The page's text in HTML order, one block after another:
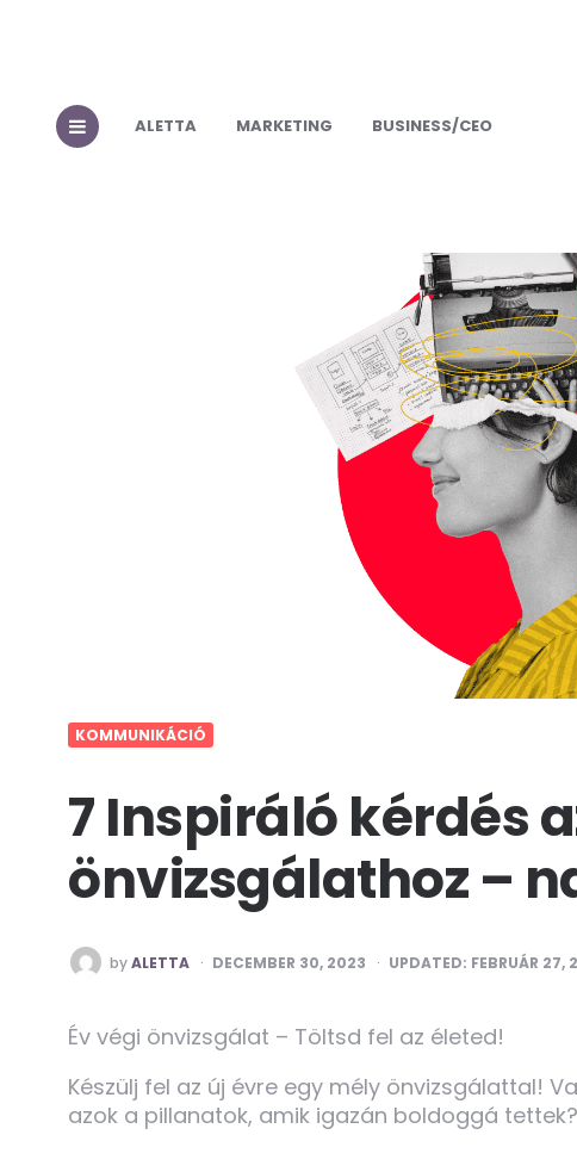
ALETTA MARKETING BUSINESS/CEO
KOMMUNIKÁCIÓ
7 Inspiráló kérdés
önvizsgálathoz –
POSTED
BY
byALETTA DECEMBER 30, 2023 UPDATED: FEBRUÁR 27,
Év végi önvizsgálat – Töltsd fel az életed!
Készülj fel az új évre egy mély önvizsgálattal!
azok a pillanatok, amik igazán boldoggá